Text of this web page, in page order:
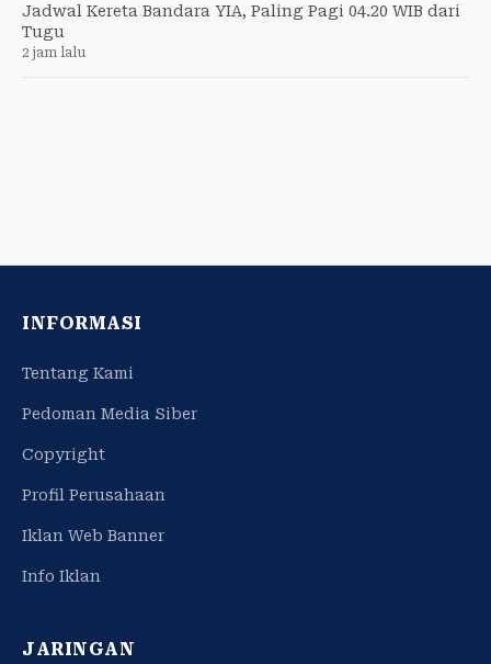
Jadwal Kereta Bandara YIA, Paling Pagi 04.20 WIB dari
Tugu
2 jam lalu
INFORMASI
Tentang Kami
Pedoman Media Siber
Copyright
Profil Perusahaan
Iklan Web Banner
Info Iklan
JARINGAN